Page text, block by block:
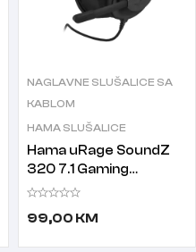
NAGLAVNE SLUŠALICE SA
KABLOM
HAMA SLUŠALICE
Hama uRage SoundZ
320 7.1 Gaming
slušalice sa
99,00 KM